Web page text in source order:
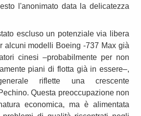
l'anonimato data la delicatezza
escluso un potenziale via libera
alcuni modelli Boeing -737 Max già
cinesi –probabilmente per non
piani di flotta già in essere–,
riflette una crescente
Questa preoccupazione non
economica, ma è alimentata